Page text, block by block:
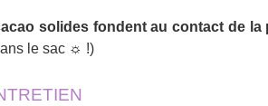
solides fondent au contact de la
le sac ☼ !)